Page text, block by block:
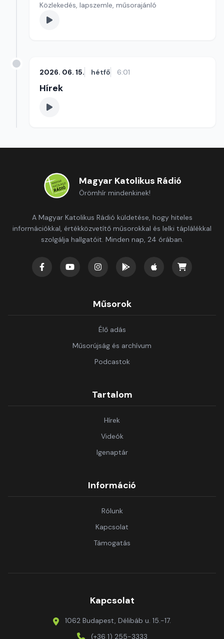
Közlekedés, lapszemle, műsorajánló
2026. 06. 15. hétfő 6:01
Hírek
Magyar Katolikus Rádió
Örömhír mindenkinek!
A Magyar Katolikus Rádió küldetése, hogy hiteles
információkkal, értékközvetítő műsorokkal és lelki táplálékkal
szolgálja hallgatóit. Minden nap, 24 órában.
Műsorok
Élő adás
Műsorújság és archívum
Podcastok
Tartalom
Hírek
Videók
Igenaptár
Információ
Rólunk
Kapcsolat
Támogatás
Kapcsolat
1062 Budapest, Délibáb u. 15.-17.
(+36 1) 255-3333